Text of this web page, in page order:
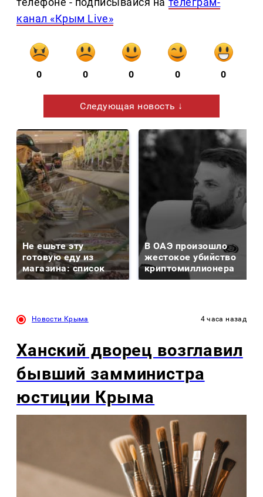
канал «Крым Live»
0 0 0 0 0
Следующая новость ↓
Не ешьте эту
готовую еду из
магазина: список
В ОАЭ произошло
жестокое убийство
криптомиллионера
Новости Крыма 4 часа назад
Ханский дворец возглавил
бывший замминистра
юстиции Крыма